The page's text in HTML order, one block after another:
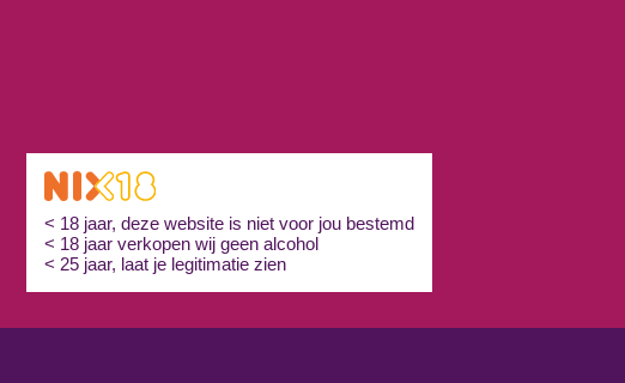
< 18 jaar, deze website is niet voor jou bestemd
< 18 jaar verkopen wij geen alcohol
< 25 jaar, laat je legitimatie zien